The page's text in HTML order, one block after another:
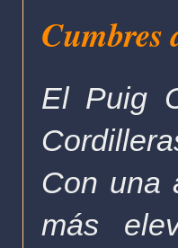
Cumbres
El Puig
Con una
más